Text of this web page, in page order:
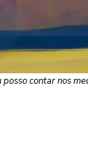
posso contar nos